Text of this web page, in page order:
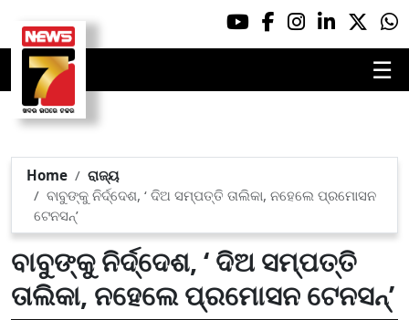
☰
Home
ରାଜ୍ୟ
ବାବୁଙ୍କୁ ନିର୍ଦ୍ଦେଶ, ‘ ଦିଅ ସମ୍ପତ୍ତି ତାଲିକା, ନହେଲେ ପ୍ରମୋସନ
ଟେନସନ୍’
ବାବୁଙ୍କୁ ନିର୍ଦ୍ଦେଶ, ‘ ଦିଅ ସମ୍ପତ୍ତି
ତାଲିକା, ନହେଲେ ପ୍ରମୋସନ ଟେନସନ୍’